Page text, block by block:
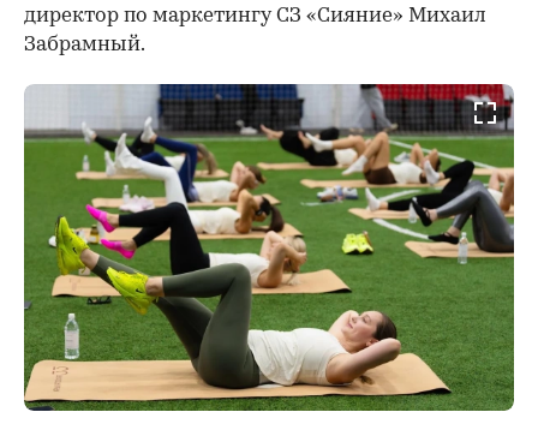
директор по маркетингу СЗ «Сияние» Михаил
Забрамный.